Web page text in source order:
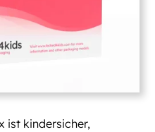
ist kindersicher,